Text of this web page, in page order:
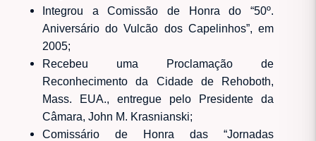
Integrou a Comissão de Honra do “50º.
Aniversário do Vulcão dos Capelinhos”, em
2005;
Recebeu uma Proclamação de
Reconhecimento da Cidade de Rehoboth,
Mass. EUA., entregue pelo Presidente da
Câmara, John M. Krasnianski;
Comissário de Honra das “Jornadas